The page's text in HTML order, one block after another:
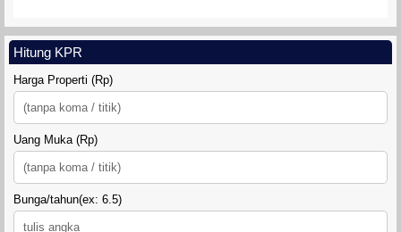
Hitung KPR
Harga Properti (Rp)
Uang Muka (Rp)
Bunga/tahun(ex: 6.5)